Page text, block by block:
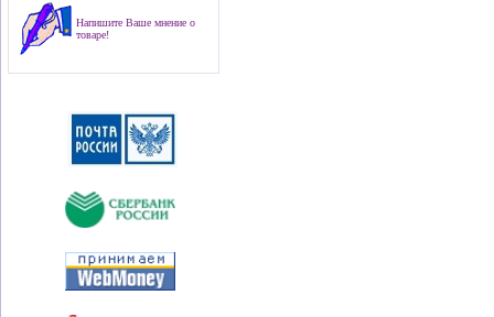
Напишите Ваше мнение о
товаре!